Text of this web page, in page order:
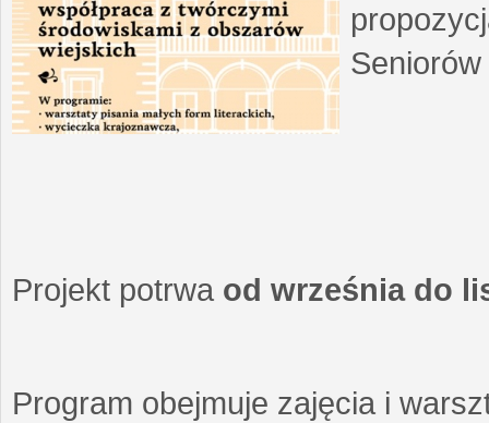
Projekt potrwa od września do
Program obejmuje zajęcia i